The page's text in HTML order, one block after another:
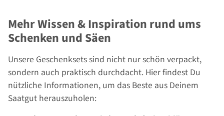
Mehr Wissen & Inspiration rund ums
Schenken und Säen
Unsere Geschenksets sind nicht nur schön verpackt,
sondern auch praktisch durchdacht. Hier findest Du
nützliche Informationen, um das Beste aus Deinem
Saatgut herauszuholen: